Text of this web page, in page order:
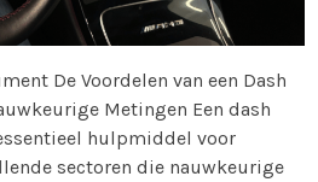
De Voordelen van een Dash
Metingen Een dash
hulpmiddel voor
sectoren die nauwkeurige